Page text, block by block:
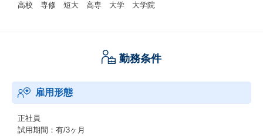
高校 専修 短大 高専 大学 大学院
勤務条件
雇用形態
正社員
試用期間：有/3ヶ月